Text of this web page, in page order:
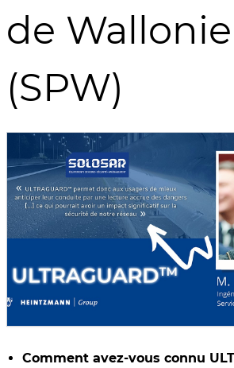
de Wallonie
(SPW)
Comment avez-vous connu